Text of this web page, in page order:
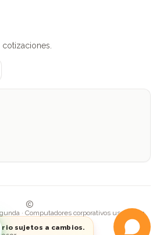
cotizaciones.
· Computadores corporativos usados en
sujetos a cambios.